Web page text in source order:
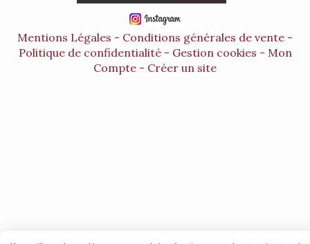
Mentions Légales
Conditions générales de vente
Politique de confidentialité
Gestion cookies
Mon
Compte
Créer un site